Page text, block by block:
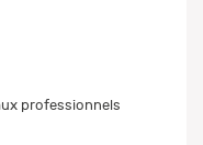
professionnels